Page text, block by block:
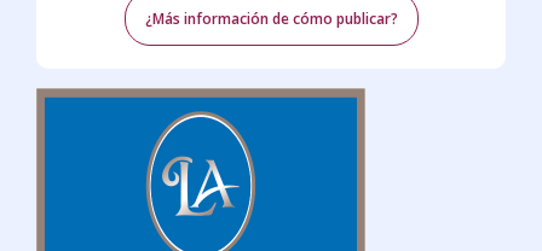
¿Más información de cómo publicar?